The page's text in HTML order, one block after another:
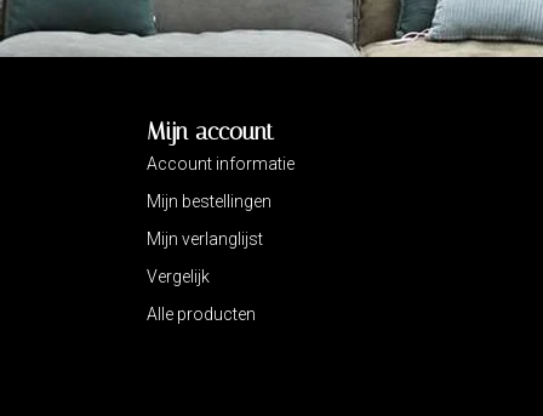
Mijn account
Account informatie
Mijn bestellingen
Mijn verlanglijst
Vergelijk
Alle producten